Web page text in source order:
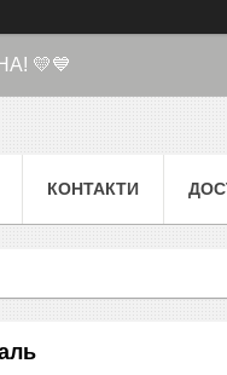
💛💙
КОНТАКТИ